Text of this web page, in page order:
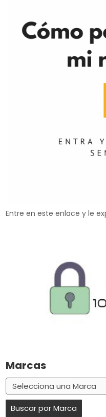
Entre en este enlace y le
Marcas